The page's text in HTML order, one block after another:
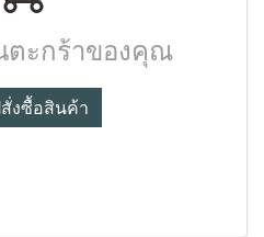
ตะกร้าของคุณ
งซื้อสินค้า